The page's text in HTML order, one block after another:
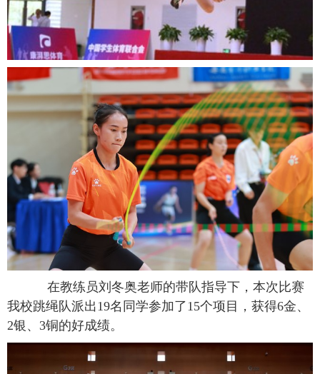
在教练员刘冬奥老师的带队指导下，本次比赛
我校跳绳队派出19名同学参加了15个项目，获得6金、
2银、3铜的好成绩。